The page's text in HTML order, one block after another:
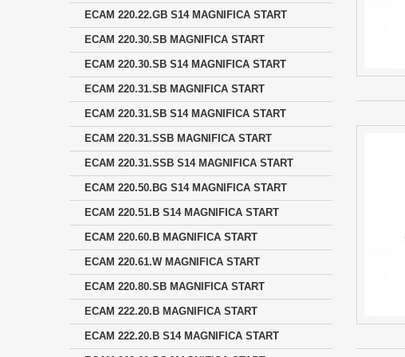
ECAM 220.22.GB S14 MAGNIFICA START
ECAM 220.30.SB MAGNIFICA START
ECAM 220.30.SB S14 MAGNIFICA START
ECAM 220.31.SB MAGNIFICA START
ECAM 220.31.SB S14 MAGNIFICA START
ECAM 220.31.SSB MAGNIFICA START
ECAM 220.31.SSB S14 MAGNIFICA START
ECAM 220.50.BG S14 MAGNIFICA START
ECAM 220.51.B S14 MAGNIFICA START
ECAM 220.60.B MAGNIFICA START
ECAM 220.61.W MAGNIFICA START
ECAM 220.80.SB MAGNIFICA START
ECAM 222.20.B MAGNIFICA START
ECAM 222.20.B S14 MAGNIFICA START